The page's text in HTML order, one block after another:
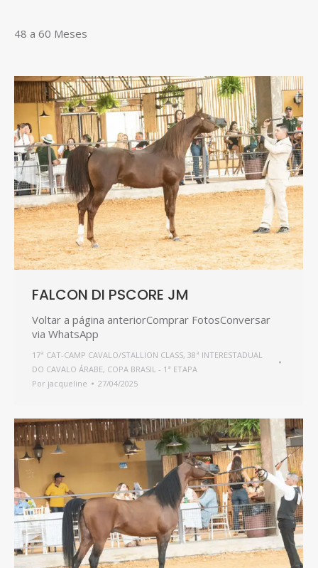
48 a 60 Meses
FALCON DI PSCORE JM
Voltar a página anteriorComprar FotosConversar
via WhatsApp
17ª CAT-CAMP CAVALO/STALLION CLASS, 38ª INTERESTADUAL
DO CAVALO ÁRABE, COPA BRASIL - 1ª ETAPA
Por jacqueline 27/04/2025